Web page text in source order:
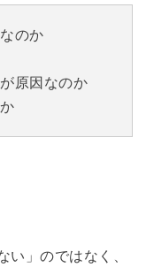
のか
原因なのか
い」のではなく、